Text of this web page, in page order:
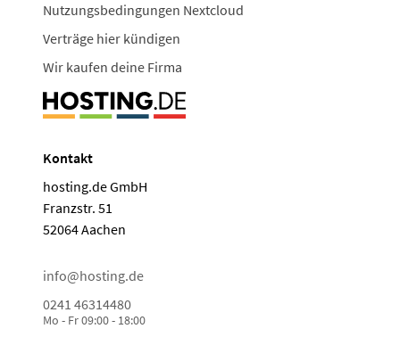
Nutzungsbedingungen Nextcloud
Verträge hier kündigen
Wir kaufen deine Firma
Kontakt
hosting.de GmbH
Franzstr. 51
52064 Aachen
info@hosting.de
0241 46314480
Mo - Fr 09:00 - 18:00